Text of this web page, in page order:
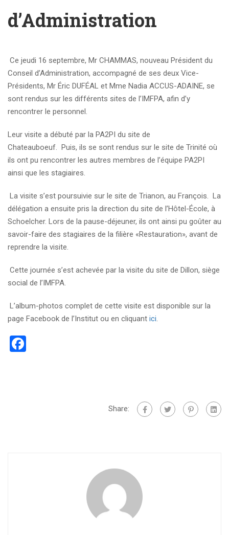
d’Administration
Ce jeudi 16 septembre, Mr CHAMMAS, nouveau Président du
Conseil d’Administration, accompagné de ses deux Vice-
Présidents, Mr Éric DUFÉAL et Mme Nadia ACCUS-ADAINE, se
sont rendus sur les différents sites de l’IMFPA, afin d’y
rencontrer le personnel.
Leur visite a débuté par la PA2PI du site de
Chateauboeuf. Puis, ils se sont rendus sur le site de Trinité où
ils ont pu rencontrer les autres membres de l’équipe PA2PI
ainsi que les stagiaires.
La visite s’est poursuivie sur le site de Trianon, au François. La
délégation a ensuite pris la direction du site de l’Hôtel-École, à
Schoelcher. Lors de la pause-déjeuner, ils ont ainsi pu goûter au
savoir-faire des stagiaires de la filière «Restauration», avant de
reprendre la visite.
Cette journée s’est achevée par la visite du site de Dillon, siège
social de l’IMFPA.
L’album-photos complet de cette visite est disponible sur la
page Facebook de l’Institut ou en cliquant ici.
Share: